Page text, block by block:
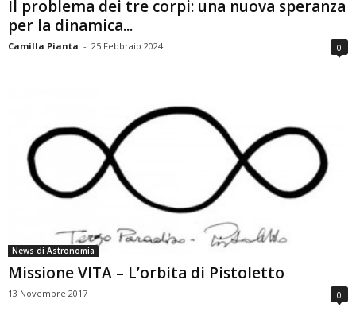
Il problema dei tre corpi: una nuova speranza
per la dinamica...
Camilla Pianta - 25 Febbraio 2024 0
News di Astronomia
Missione VITA – L’orbita di Pistoletto
13 Novembre 2017 0